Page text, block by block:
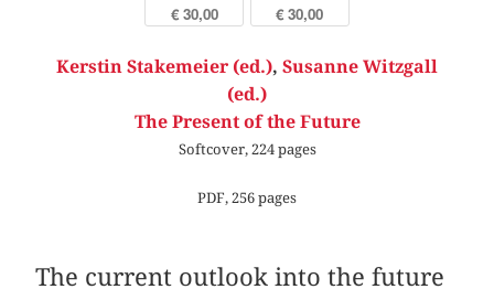
€ 30,00 € 30,00
Kerstin Stakemeier (ed.), Susanne Witzgall
(ed.)
The Present of the Future
Softcover, 224 pages
PDF, 256 pages
The current outlook into the future